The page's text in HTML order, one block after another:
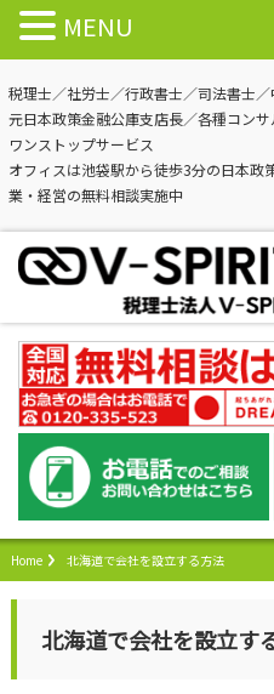
税理士／社労士／行政書士／司法書士
元日本政策金融公庫支店長／各種コン
ワンストップサービス
オフィスは池袋駅から徒歩3分の日本政
業・経営の無料相談実施中
Home 北海道で会社を設立する方法
北海道で会社を設立す
MENU